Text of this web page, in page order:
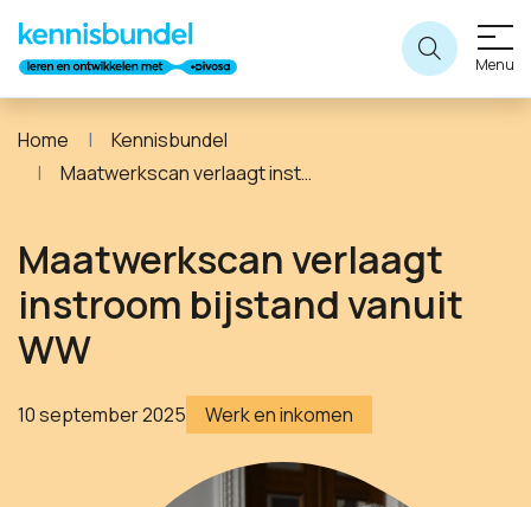
Menu
Home
Kennisbundel
Maatwerkscan verlaagt instroom bijstand vanuit WW
Maatwerkscan verlaagt
instroom bijstand vanuit
WW
10 september 2025 Werk en inkomen